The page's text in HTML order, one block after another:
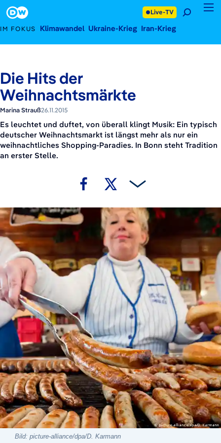
IM FOKUS Klimawandel Ukraine-Krieg Iran-Krieg
Live-TV
Die Hits der
Weihnachtsmärkte
Marina Strauß26.11.2015
Es leuchtet und duftet, von überall klingt Musik: Ein typisch
deutscher Weihnachtsmarkt ist längst mehr als nur ein
weihnachtliches Shopping-Paradies. In Bonn steht Tradition
an erster Stelle.
Bild: picture-alliance/dpa/D. Karmann
Footer